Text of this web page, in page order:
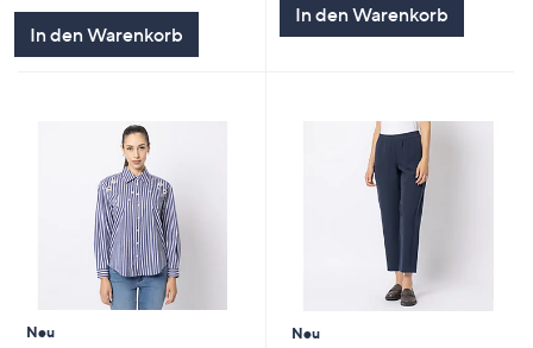
In den Warenkorb
In den Warenkorb
Neu
Neu